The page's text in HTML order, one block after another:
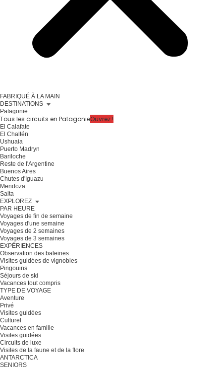
FABRIQUÉ À LA MAIN
DESTINATIONS
Patagonie
Tous les circuits en PatagonieOuvrez !
El Calafate
El Chaltén
Ushuaia
Puerto Madryn
Bariloche
Reste de l'Argentine
Buenos Aires
Chutes d'Iguazu
Mendoza
Salta
EXPLOREZ
PAR HEURE
Voyages de fin de semaine
Voyages d'une semaine
Voyages de 2 semaines
Voyages de 3 semaines
EXPÉRIENCES
Observation des baleines
Visites guidées de vignobles
Pingouins
Séjours de ski
Vacances tout compris
TYPE DE VOYAGE
Aventure
Privé
Visites guidées
Culturel
Vacances en famille
Visites guidées
Circuits de luxe
Visites de la faune et de la flore
ANTARCTICA
SENIORS